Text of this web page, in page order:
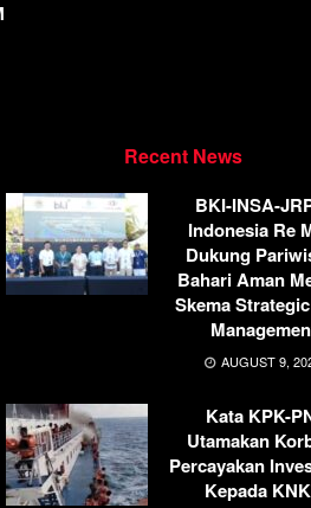
Recent News
BKI-INSA-
Indonesia Re
Dukung
Bahari Aman
Skema
AUGUST 9,
Kata KPK-
Utamakan
Percayakan
Kepada